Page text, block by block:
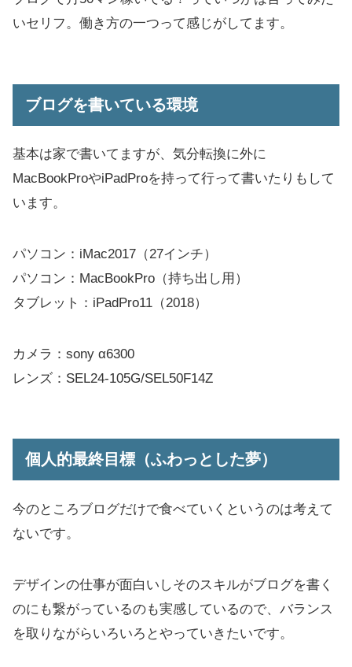
いセリフ。働き方の一つって感じがしてます。
ブログを書いている環境
基本は家で書いてますが、気分転換に外に
MacBookProやiPadProを持って行って書いたりもして
います。
パソコン：iMac2017（27インチ）
パソコン：MacBookPro（持ち出し用）
タブレット：iPadPro11（2018）
カメラ：sony α6300
レンズ：SEL24-105G/SEL50F14Z
個人的最終目標（ふわっとした夢）
今のところブログだけで食べていくというのは考えて
ないです。
デザインの仕事が面白いしそのスキルがブログを書く
のにも繋がっているのも実感しているので、バランス
を取りながらいろいろとやっていきたいです。